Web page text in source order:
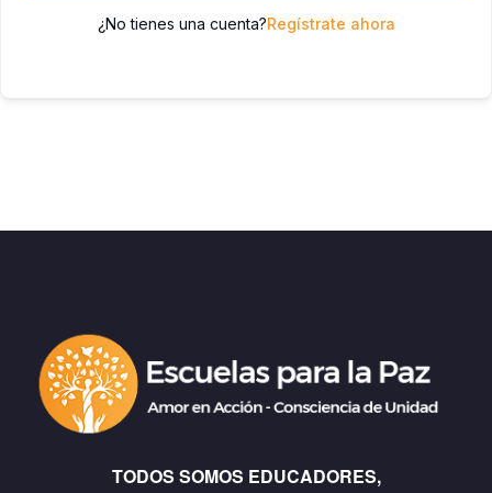
¿No tienes una cuenta?Regístrate ahora
TODOS SOMOS EDUCADORES,